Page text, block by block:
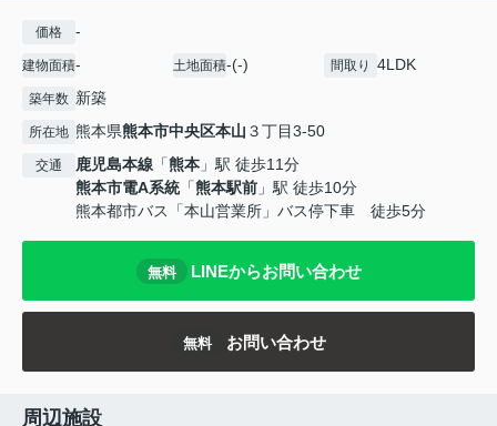
価格 -
建物面積- 土地面積-(-) 間取り 4LDK
築年数 新築
所在地 熊本県熊本市中央区本山 ３丁目3-50
交通 鹿児島本線 「熊本 」駅 徒歩11分
熊本市電A系統「熊本駅前 」駅 徒歩10分
熊本都市バス「本山営業所」バス停下車 徒歩5分
無料 LINEからお問い合わせ
無料 お問い合わせ
周辺施設